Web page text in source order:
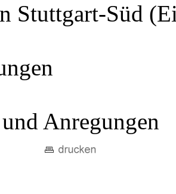
Stuttgart-Süd
Anregungen